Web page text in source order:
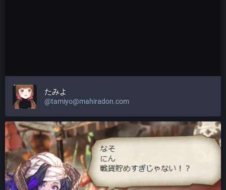
たみよ
@tamiyo@mahiradon.com